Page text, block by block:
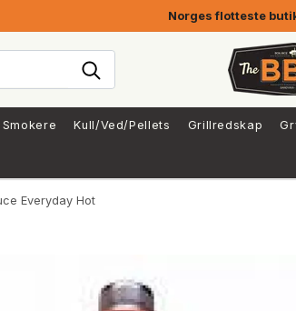
Norges flotteste
Kull/Ved/Pellets Grillredskap
Everyday Hot